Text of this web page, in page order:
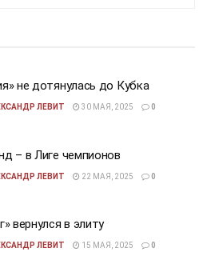
не дотянулась до Кубка
ЛЕВИТ 30 МАЯ, 2025 0
– в Лиге чемпионов
ЛЕВИТ 22 МАЯ, 2025 0
вернулся в элиту
ЛЕВИТ 15 МАЯ, 2025 0